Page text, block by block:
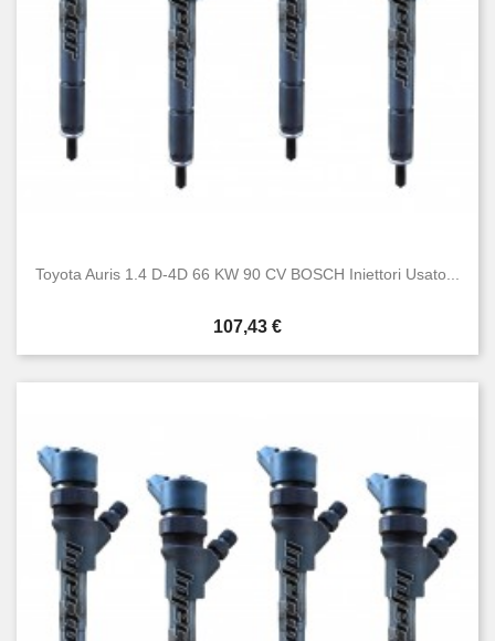
Toyota Auris 1.4 D-4D 66 KW 90 CV BOSCH Iniettori Usato...
Prezzo
107,43 €